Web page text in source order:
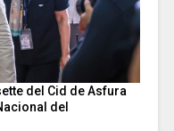
del Cid de Asfura
del